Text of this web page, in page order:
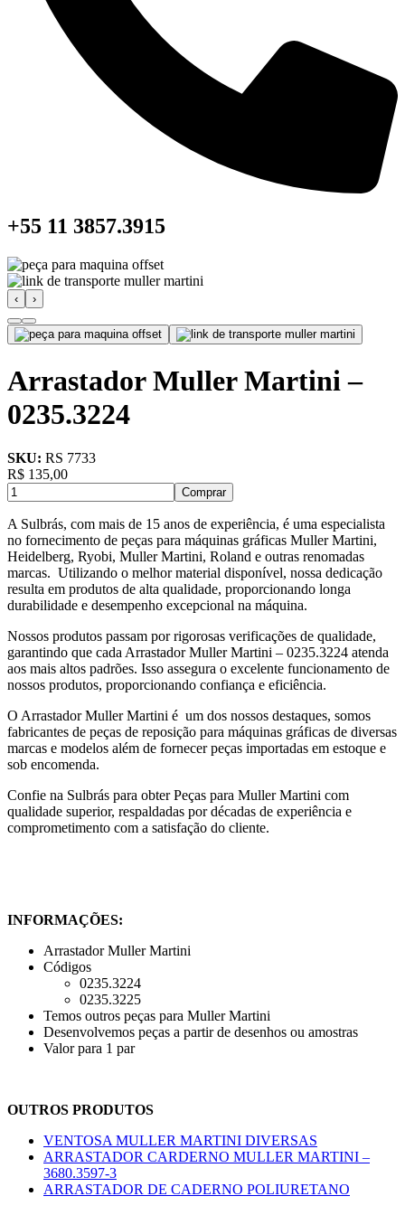
+55 11 3857.3915
‹ ›
Arrastador Muller Martini –
0235.3224
SKU: RS 7733
R$ 135,00
Comprar
A Sulbrás, com mais de 15 anos de experiência, é uma especialista
no fornecimento de peças para máquinas gráficas Muller Martini,
Heidelberg, Ryobi, Muller Martini, Roland e outras renomadas
marcas. Utilizando o melhor material disponível, nossa dedicação
resulta em produtos de alta qualidade, proporcionando longa
durabilidade e desempenho excepcional na máquina.
Nossos produtos passam por rigorosas verificações de qualidade,
garantindo que cada Arrastador Muller Martini – 0235.3224 atenda
aos mais altos padrões. Isso assegura o excelente funcionamento de
nossos produtos, proporcionando confiança e eficiência.
O Arrastador Muller Martini é um dos nossos destaques, somos
fabricantes de peças de reposição para máquinas gráficas de diversas
marcas e modelos além de fornecer peças importadas em estoque e
sob encomenda.
Confie na Sulbrás para obter Peças para Muller Martini com
qualidade superior, respaldadas por décadas de experiência e
comprometimento com a satisfação do cliente.
INFORMAÇÕES:
Arrastador Muller Martini
Códigos
0235.3224
0235.3225
Temos outros peças para Muller Martini
Desenvolvemos peças a partir de desenhos ou amostras
Valor para 1 par
OUTROS PRODUTOS
VENTOSA MULLER MARTINI DIVERSAS
ARRASTADOR CARDERNO MULLER MARTINI –
3680.3597-3
ARRASTADOR DE CADERNO POLIURETANO